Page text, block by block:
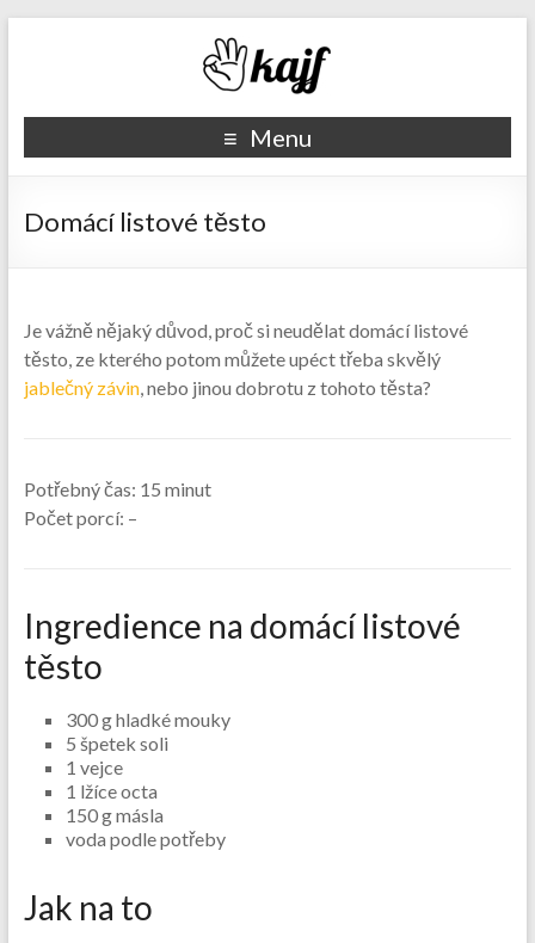
Recepty kajf.cz
Menu
Domácí listové těsto
Je vážně nějaký důvod, proč si neudělat domácí listové
těsto, ze kterého potom můžete upéct třeba skvělý
jablečný závin, nebo jinou dobrotu z tohoto těsta?
Potřebný čas: 15 minut
Počet porcí: –
Ingredience na domácí listové
těsto
300 g hladké mouky
5 špetek soli
1 vejce
1 lžíce octa
150 g másla
voda podle potřeby
Jak na to